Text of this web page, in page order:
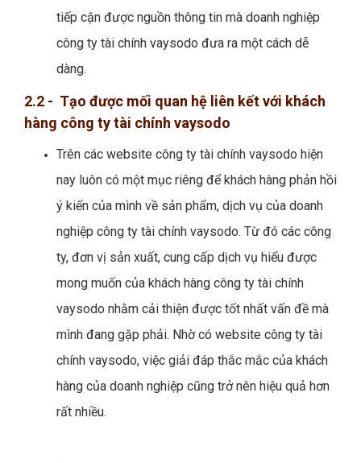
tiếp cận được nguồn thông tin mà doanh nghiệp
công ty tài chính vaysodo đưa ra một cách dễ
dàng.
2.2 - Tạo được mối quan hệ liên kết với khách
hàng công ty tài chính vaysodo
Trên các website công ty tài chính vaysodo hiện
nay luôn có một mục riêng để khách hàng phản hồi
ý kiến của mình về sản phẩm, dịch vụ của doanh
nghiệp công ty tài chính vaysodo. Từ đó các công
ty, đơn vị sản xuất, cung cấp dịch vụ hiểu được
mong muốn của khách hàng công ty tài chính
vaysodo nhằm cải thiện được tốt nhất vấn đề mà
mình đang gặp phải. Nhờ có website công ty tài
chính vaysodo, việc giải đáp thắc mắc của khách
hàng của doanh nghiệp cũng trở nên hiệu quả hơn
rất nhiều.